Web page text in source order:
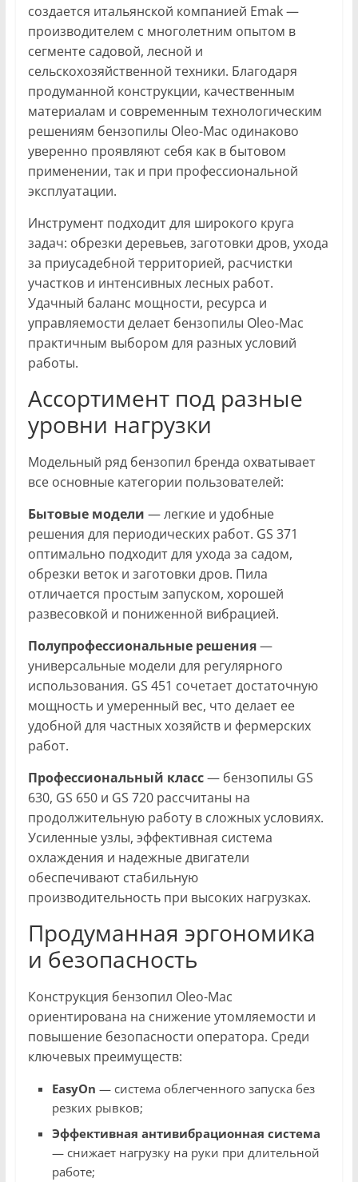
создается итальянской компанией Emak —
производителем с многолетним опытом в
сегменте садовой, лесной и
сельскохозяйственной техники. Благодаря
продуманной конструкции, качественным
материалам и современным технологическим
решениям бензопилы Oleo-Mac одинаково
уверенно проявляют себя как в бытовом
применении, так и при профессиональной
эксплуатации.
Инструмент подходит для широкого круга
задач: обрезки деревьев, заготовки дров, ухода
за приусадебной территорией, расчистки
участков и интенсивных лесных работ.
Удачный баланс мощности, ресурса и
управляемости делает бензопилы Oleo-Mac
практичным выбором для разных условий
работы.
Ассортимент под разные
уровни нагрузки
Модельный ряд бензопил бренда охватывает
все основные категории пользователей:
Бытовые модели — легкие и удобные
решения для периодических работ. GS 371
оптимально подходит для ухода за садом,
обрезки веток и заготовки дров. Пила
отличается простым запуском, хорошей
развесовкой и пониженной вибрацией.
Полупрофессиональные решения—
универсальные модели для регулярного
использования. GS 451 сочетает достаточную
мощность и умеренный вес, что делает ее
удобной для частных хозяйств и фермерских
работ.
Профессиональный класс— бензопилы GS
630, GS 650 и GS 720 рассчитаны на
продолжительную работу в сложных условиях.
Усиленные узлы, эффективная система
охлаждения и надежные двигатели
обеспечивают стабильную
производительность при высоких нагрузках.
Продуманная эргономика
и безопасность
Конструкция бензопил Oleo-Mac
ориентирована на снижение утомляемости и
повышение безопасности оператора. Среди
ключевых преимуществ:
EasyOn — система облегченного запуска без
резких рывков;
Эффективная антивибрационная система
— снижает нагрузку на руки при длительной
работе;